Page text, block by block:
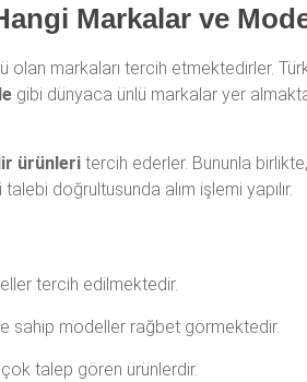
Markalar ve
olan markaları tercih etmektedirler.
gibi dünyaca ünlü markalar yer
ürünleri tercih ederler. Bununla
doğrultusunda alım işlemi yapılır.
tercih edilmektedir.
sahip modeller rağbet görmektedir.
talep gören ürünlerdir.